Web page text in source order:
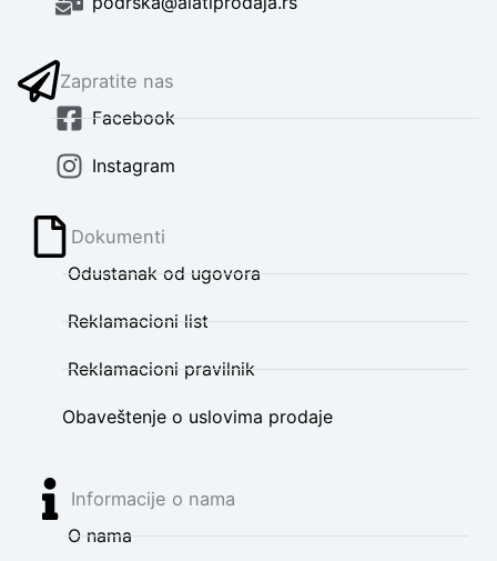
Zapratite nas
Facebook
Instagram
Dokumenti
Odustanak od ugovora
Reklamacioni list
Reklamacioni pravilnik
Obaveštenje o uslovima prodaje
Informacije o nama
O nama